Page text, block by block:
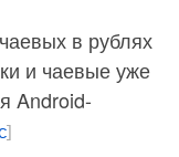
в рублях
и чаевые уже
Android-